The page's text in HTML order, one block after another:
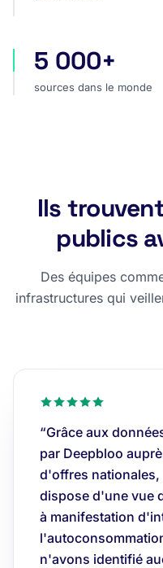
sources dans le
5 000+
sources dans le monde
Ils
publics
Des équipes
infrastructures qui
“Grâce aux
par Deepbloo
d'offres nationales,
dispose d'une vue
à manifestation
n'avons identifié